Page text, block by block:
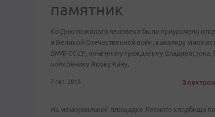
памятник
Ко Дню пожилого человека было приурочено
и Великой Отечественной войн, кавалеру
ВМФ СССР, почетному гражданину Владивостока,
полковнику Якову Кану.
7 окт. 2015
На мемориальной площадке Лесного кладбища